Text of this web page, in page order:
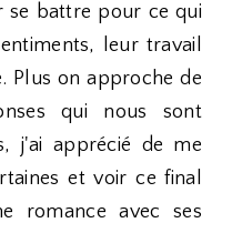
se battre pour ce qui
leur travail
Plus on approche de
qui nous sont
j'ai apprécié de me
et voir ce final
romance avec ses